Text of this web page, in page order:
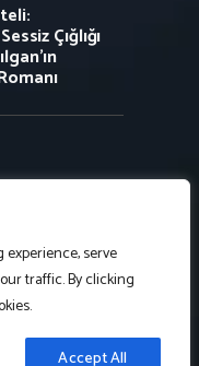
serve
traffic. By clicking
Accept All
Çığlığı
hakları